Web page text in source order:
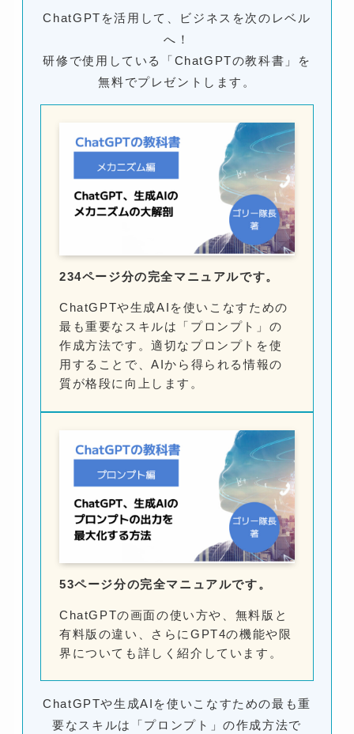
ChatGPTを活用して、ビジネスを次のレベル
へ！
研修で使用している「ChatGPTの教科書」を
無料でプレゼントします。
234ページ分の完全マニュアルです。
ChatGPTや生成AIを使いこなすための
最も重要なスキルは「プロンプト」の
作成方法です。適切なプロンプトを使
用することで、AIから得られる情報の
質が格段に向上します。
53ページ分の完全マニュアルです。
ChatGPTの画面の使い方や、無料版と
有料版の違い、さらにGPT4の機能や限
界についても詳しく紹介しています。
ChatGPTや生成AIを使いこなすための最も重
要なスキルは「プロンプト」の作成方法で